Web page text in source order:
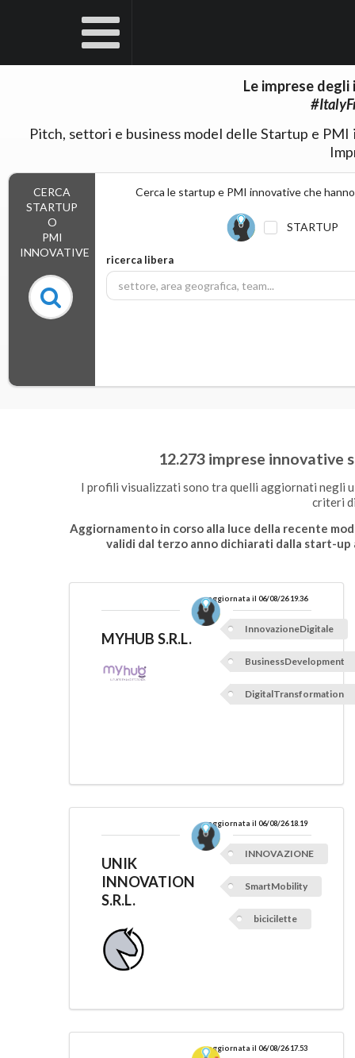
Le imprese
Pitch, settori e business model delle Startup e
CERCA
STARTUP
O
PMI
INNOVATIVE
Cerca le startup e PMI innovative che
STARTUP
ricerca libera
12.273 imprese innovative
I profili visualizzati sono tra quelli aggiornati negli
criteri
Aggiornamento in corso alla luce della recente
validi dal terzo anno dichiarati dalla start-
aggiornata il 06/08/26 19.36
MYHUB S.R.L.
InnovazioneDigitale
BusinessDevelopment
DigitalTransformation
aggiornata il 06/08/26 18.19
UNIK
INNOVATION
S.R.L.
INNOVAZIONE
SmartMobility
bicicilette
aggiornata il 06/08/26 17.53